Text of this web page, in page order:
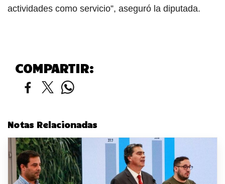
actividades como servicio”, aseguró la diputada.
COMPARTIR:
Notas Relacionadas